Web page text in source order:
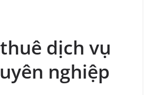
dịch vụ
nghiệp